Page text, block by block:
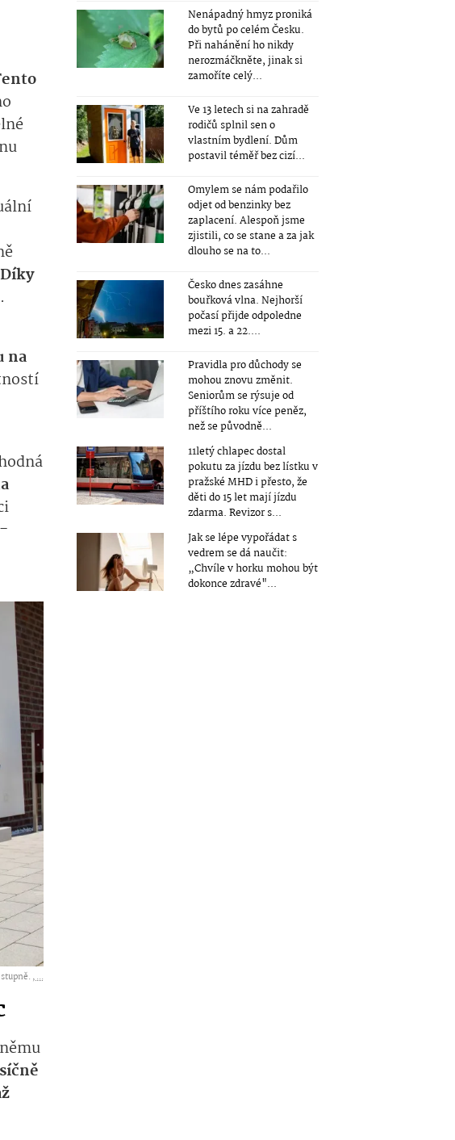
Díky
.
na
,...
Nenápadný hmyz proniká
do bytů po celém Česku.
Při nahánění ho nikdy
nerozmáčkněte, jinak si
zamoříte celý...
Ve 13 letech si na zahradě
rodičů splnil sen o
vlastním bydlení. Dům
postavil téměř bez cizí...
Omylem se nám podařilo
odjet od benzinky bez
zaplacení. Alespoň jsme
zjistili, co se stane a za jak
dlouho se na to...
Česko dnes zasáhne
bouřková vlna. Nejhorší
počasí přijde odpoledne
mezi 15. a 22....
Pravidla pro důchody se
mohou znovu změnit.
Seniorům se rýsuje od
příštího roku více peněz,
než se původně...
11letý chlapec dostal
pokutu za jízdu bez lístku v
pražské MHD i přesto, že
děti do 15 let mají jízdu
zdarma. Revizor s...
Jak se lépe vypořádat s
vedrem se dá naučit:
„Chvíle v horku mohou být
dokonce zdravé"...